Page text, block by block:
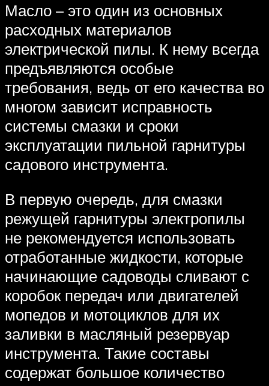
Масло – это один из основных
расходных материалов
электрической пилы. К нему всегда
предъявляются особые
требования, ведь от его качества во
многом зависит исправность
системы смазки и сроки
эксплуатации пильной гарнитуры
садового инструмента.
В первую очередь, для смазки
режущей гарнитуры электропилы
не рекомендуется использовать
отработанные жидкости, которые
начинающие садоводы сливают с
коробок передач или двигателей
мопедов и мотоциклов для их
заливки в масляный резервуар
инструмента. Такие составы
содержат большое количество